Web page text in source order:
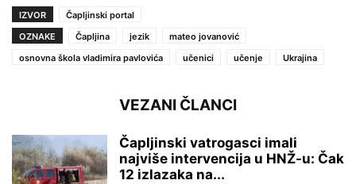
IZVOR
Čapljinski portal
OZNAKE
Čapljina jezik
mateo jovanović
osnovna škola vladimira pavlovića
učenici učenje Ukrajina
VEZANI ČLANCI
Čapljinski vatrogasci imali
najviše intervencija u HNŽ-u: Čak
12 izlazaka na...